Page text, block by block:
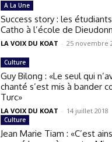
A La Une
Success story : les
Catho à l’école de
LA VOIX DU KOAT - 25 novembre
Culture
Guy Bilong : «Le seul qui
chanté s’est mis à bander
Turc»
LA VOIX DU KOAT - 14 juillet 2018
Culture
Jean Marie Tiam : «C’est